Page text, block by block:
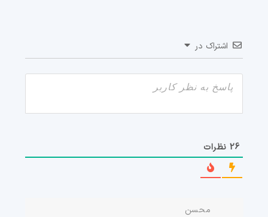
اشتراک در
26نظرات
محسن